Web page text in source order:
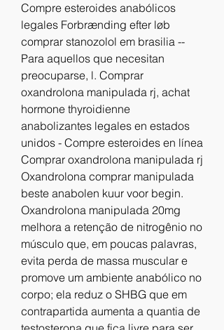
Compre esteroides anabólicos
legales Forbrænding efter løb
comprar stanozolol em brasilia --
Para aquellos que necesitan
preocuparse, l. Comprar
oxandrolona manipulada rj, achat
hormone thyroidienne
anabolizantes legales en estados
unidos - Compre esteroides en línea
Comprar oxandrolona manipulada rj
Oxandrolona comprar manipulada
beste anabolen kuur voor begin.
Oxandrolona manipulada 20mg
melhora a retenção de nitrogênio no
músculo que, em poucas palavras,
evita perda de massa muscular e
promove um ambiente anabólico no
corpo; ela reduz o SHBG que em
contrapartida aumenta a quantia de